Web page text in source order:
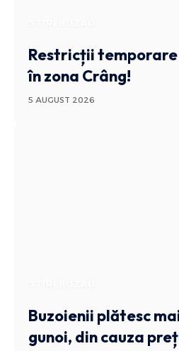
Restricții
în zona Crâng!
5 AUGUST 2026
Buzoienii plătesc
gunoi, din cauza